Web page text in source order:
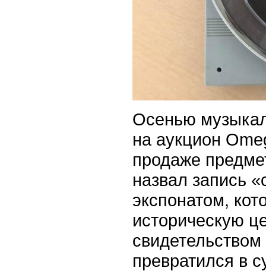
Осенью
на аукцион
продаже
назвал запись
экспонатом,
историческую
превратился в